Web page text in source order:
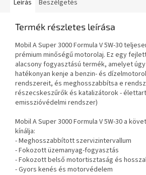
Leírás Beszélgetés
Termék részletes leírása
Mobil A Super 3000 Formula V 5W-30
prémium minőségű motorolaj. Ez egy
alacsony fogyasztású termék, amelyet
hatékonyan kenje a benzin- és
rendszereit, és meghosszabbítsa e
részecskeszűrők és katalizátorok -
emisszióvédelmi rendszer)
Mobil A Super 3000 Formula V 5W-30 a
kínálja:
- Meghosszabbított szervizintervallum
- Fokozott üzemanyag-fogyasztás
- Fokozott belső motortisztaság és
- Gyors kenés és motorvédelem